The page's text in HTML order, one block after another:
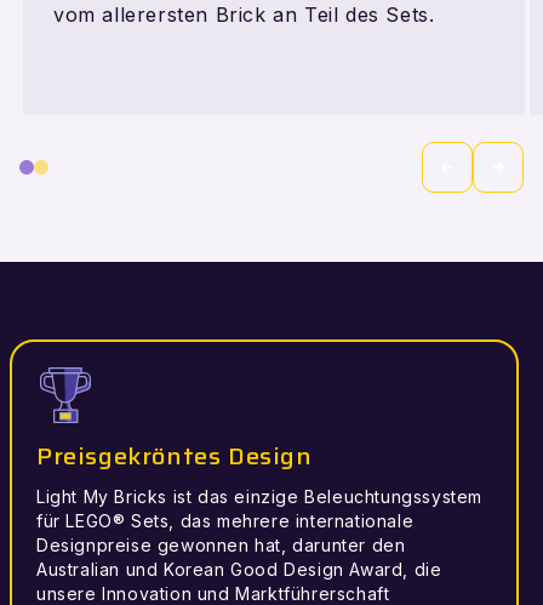
vom allerersten Brick an Teil des Sets.
Preisgekröntes Design
Light My Bricks ist das einzige Beleuchtungssystem
für LEGO® Sets, das mehrere internationale
Designpreise gewonnen hat, darunter den
Australian und Korean Good Design Award, die
unsere Innovation und Marktführerschaft